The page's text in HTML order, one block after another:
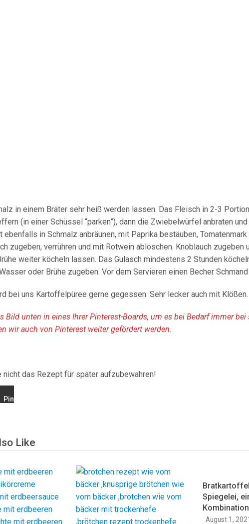
in einem Bräter sehr heiß werden lassen. Das Fleisch in 2-3
(in einer Schüssel “parken”), dann die Zwiebelwürfel anbraten
ebenfalls in Schmalz anbräunen, mit Paprika bestäuben,
zugeben, verrühren und mit Rotwein ablöschen. Knoblauch zugeben
weiter köcheln lassen. Das Gulasch mindestens 2 Stunden
oder Brühe zugeben. Vor dem Servieren einen Becher Schmand
bei uns Kartoffelpüree gerne gegessen. Sehr lecker auch mit Klößen.
Bild unten in eines Ihrer Pinterest-Boards, um es bei Bedarf immer bei
wir auch von Pinterest weiter gefördert werden.
nicht das Rezept für später aufzubewahren!
Pin
Like
Spiegelei,
Kombination
August 1, 2021